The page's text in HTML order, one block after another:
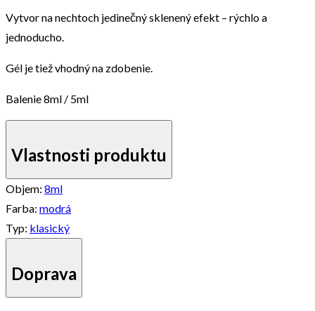
Vytvor na nechtoch jedinečný sklenený efekt – rýchlo a
jednoducho.
Gél je tiež vhodný na zdobenie.
Balenie 8ml / 5ml
Vlastnosti produktu
Objem: 8ml
Farba: modrá
Typ: klasický
Doprava